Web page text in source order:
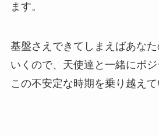
ます。
基盤さえできてしまえばあな
いくので、天使達と一緒にポ
この不安定な時期を乗り越えて